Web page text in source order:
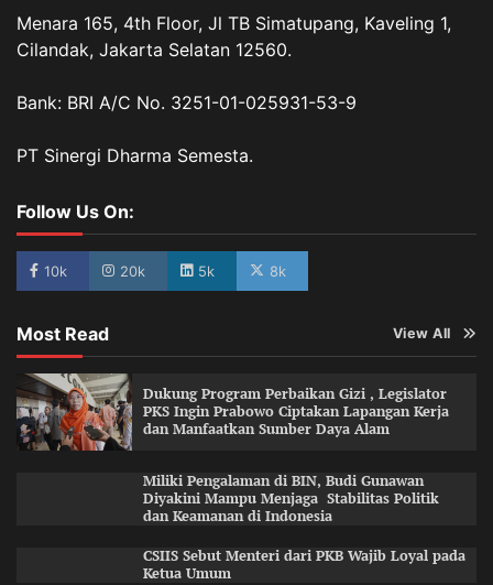
Menara 165, 4th Floor, Jl TB Simatupang, Kaveling 1,
Cilandak, Jakarta Selatan 12560.
Bank: BRI A/C No. 3251-01-025931-53-9
PT Sinergi Dharma Semesta.
Follow Us On:
10k 20k 5k 8k
Most Read View All
Dukung Program Perbaikan Gizi , Legislator
PKS Ingin Prabowo Ciptakan Lapangan Kerja
dan Manfaatkan Sumber Daya Alam
Miliki Pengalaman di BIN, Budi Gunawan
Diyakini Mampu Menjaga Stabilitas Politik
dan Keamanan di Indonesia
CSIIS Sebut Menteri dari PKB Wajib Loyal pada
Ketua Umum